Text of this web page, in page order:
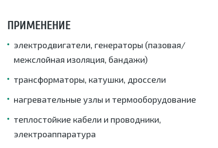
ПРИМЕНЕНИЕ
электродвигатели, генераторы (пазовая/
межслойная изоляция, бандажи)
трансформаторы, катушки, дроссели
нагревательные узлы и термооборудование
теплостойкие кабели и проводники,
электроаппаратура